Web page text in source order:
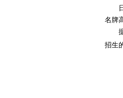
日
名牌
据
招生